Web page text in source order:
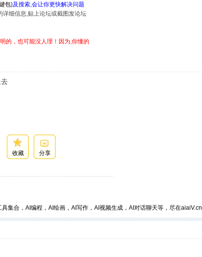
包)及搜索,会让你更快解决问题
细信息,贴上论坛或截图发论坛
的，也可能没人理！因为,你懂的
收藏 分享
集合，AI编程，AI绘画，AI写作，AI视频生成，AI对话聊天等，尽在aiaiV.cn